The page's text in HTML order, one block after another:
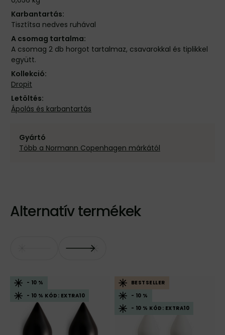
Karbantartás:
Tisztítsa nedves ruhával
A csomag tartalma:
A csomag 2 db horgot tartalmaz, csavarokkal és tiplikkel
együtt.
Kollekció:
Dropit
Letöltés:
Ápolás és karbantartás
Gyártó
Több a Normann Copenhagen márkától
Alternatív termékek
- 10 %
- 10 % KÓD: EXTRA10
BESTSELLER
- 10 %
- 10 % KÓD: EXTRA10